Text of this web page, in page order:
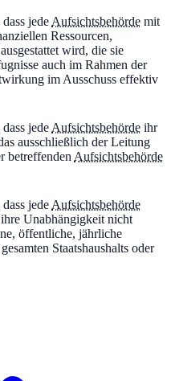
jede Aufsichtsbehörde mit
Ressourcen,
wird, die sie
auch im Rahmen der
im Ausschuss effektiv
jede Aufsichtsbehörde ihr
ausschließlich der Leitung
betreffenden Aufsichtsbehörde
jede Aufsichtsbehörde
Unabhängigkeit nicht
öffentliche, jährliche
Staatshaushalts oder